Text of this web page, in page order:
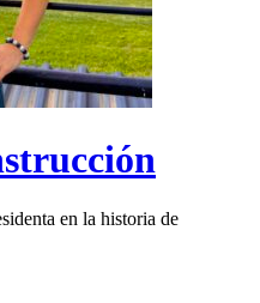
en la historia de